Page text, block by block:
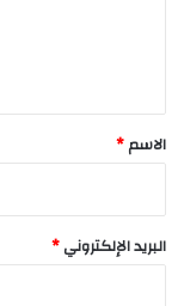
*
الاسم*
البريد الإلكتروني*